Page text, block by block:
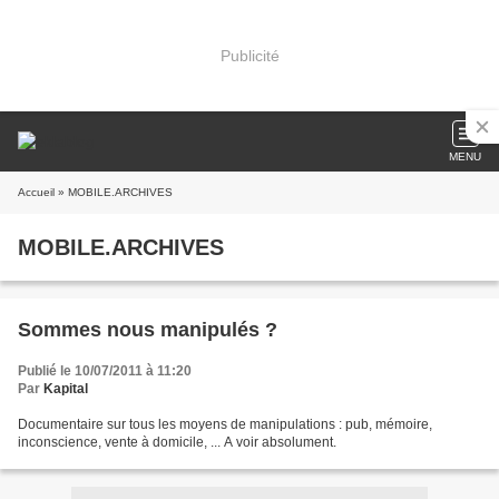
Publicité
MENU
Accueil » MOBILE.ARCHIVES
MOBILE.ARCHIVES
Sommes nous manipulés ?
Publié le 10/07/2011 à 11:20
Par Kapital
Documentaire sur tous les moyens de manipulations : pub, mémoire,
inconscience, vente à domicile, ... A voir absolument.